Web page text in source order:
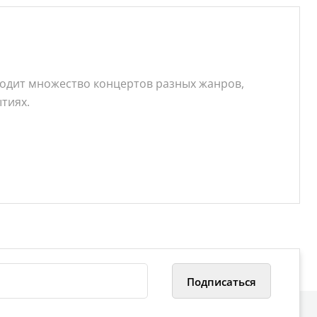
множество концертов разных жанров,